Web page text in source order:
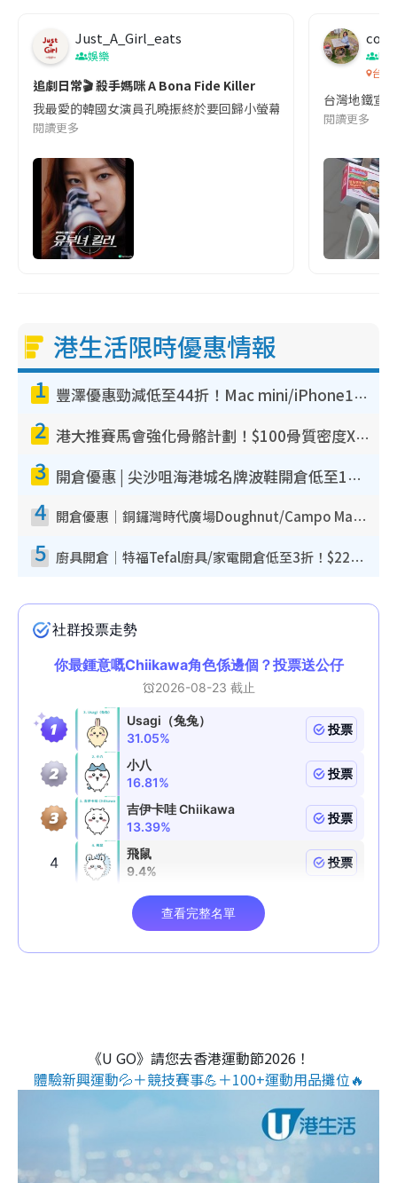
Just_A_Girl_eats
娛樂
追劇日常🎬 殺手媽咪 A Bona Fide Killer
我最愛的韓國女演員孔曉振終於要回歸小螢幕啦!這次的劇本改編
閱讀更多
co
吹
台灣
台灣地鐵宣
閱讀更多
港生活限時優惠情報
1 豐澤優惠勁減低至44折！Mac mini/iPhone17Pro大減價！廚房家電$220起
2 港大推賽馬會強化骨骼計劃！$100骨質密度X光檢查 完成免費運動訓練送超市禮券！附參加資格
3 開倉優惠 | 尖沙咀海港城名牌波鞋開倉低至1折！On鞋$899起／Joy&Peace鞋履$98起
4 開倉優惠｜銅鑼灣時代廣場Doughnut/Campo Marzio開倉低至1折！背囊、書包、手袋劈價$200起
5 廚具開倉｜特福Tefal廚具/家電開倉低至3折！$220起買平底鍋/炒鑊/湯煲！電飯煲/吸塵機/燙斗$418起
《U GO》請您去香港運動節2026！
體驗新興運動💦＋競技賽事💪＋100+運動用品攤位🔥